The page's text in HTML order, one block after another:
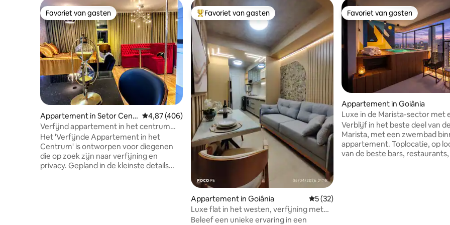
Favoriet van gasten
Favoriet van gasten
Appartement in Setor Cent
ral
Gemiddelde beoordeling van 4,87 uit 5, 406 recensies
4,87 (406)
Verfijnd appartement in het centrum
van Goiânia
Het 'Verfijnde Appartement in het
Centrum' is ontworpen voor diegenen
die op zoek zijn naar verfijning en
privacy. Gepland in de kleinste details
Topfavoriet van gasten
Favoriet van gasten
Appartement in Goiânia Gemiddelde beoordeling van 5 uit 5, 32
5 (32)
Luxe flat in het westen, verfijning met
comfort
Beleef een unieke ervaring in een
Favoriet van gasten
Favoriet van gasten
Appartement in Goiânia
Luxe in de Marista-sector met
zwembad
Verblijf in het beste deel van
Marista, met een zwembad
appartement. Toplocatie, op
van de beste bars,